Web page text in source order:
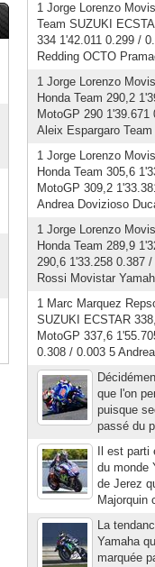
1 Jorge Lorenzo
Team SUZUKI
334 1'42.011 0.299 /
Redding OCTO
1 Jorge Lorenzo
Honda Team 290,2
MotoGP 290
Aleix Espargaro
1 Jorge Lorenzo
Honda Team 305,6
MotoGP 309,2
Andrea Dovizioso
1 Jorge Lorenzo
Honda Team 289,9
290,6 1'33.258 0.387
Rossi Movistar
1 Marc Marquez
SUZUKI ECSTAR
MotoGP 337,6
0.308 / 0.003 5
que l'on
puisque
passé du
Il est
du monde
de Jerez
Majorquin
La
Yamaha
marquée